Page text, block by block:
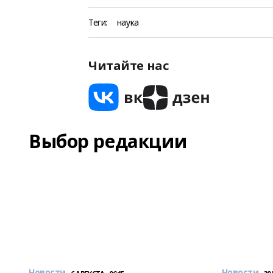
Теги: наука
Читайте нас
Выбор редакции